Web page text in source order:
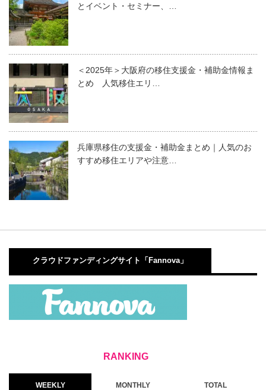
とイベント・セミナー、…
＜2025年＞大阪府の移住支援金・補助金情報ま
とめ 人気移住エリ…
兵庫県移住の支援金・補助金まとめ｜人気のお
すすめ移住エリアや注意…
クラウドファンディングサイト「Fannova」
WEEKLY MONTHLY TOTAL